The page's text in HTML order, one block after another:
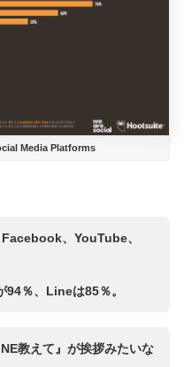
Media Platforms
、YouTube、
％、Lineは85％。
教えて』が挨拶みたいな